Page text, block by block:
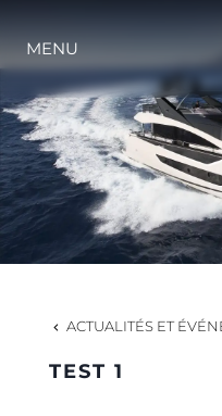
LA
MENU
ACTUALITÉS ET
TEST 1